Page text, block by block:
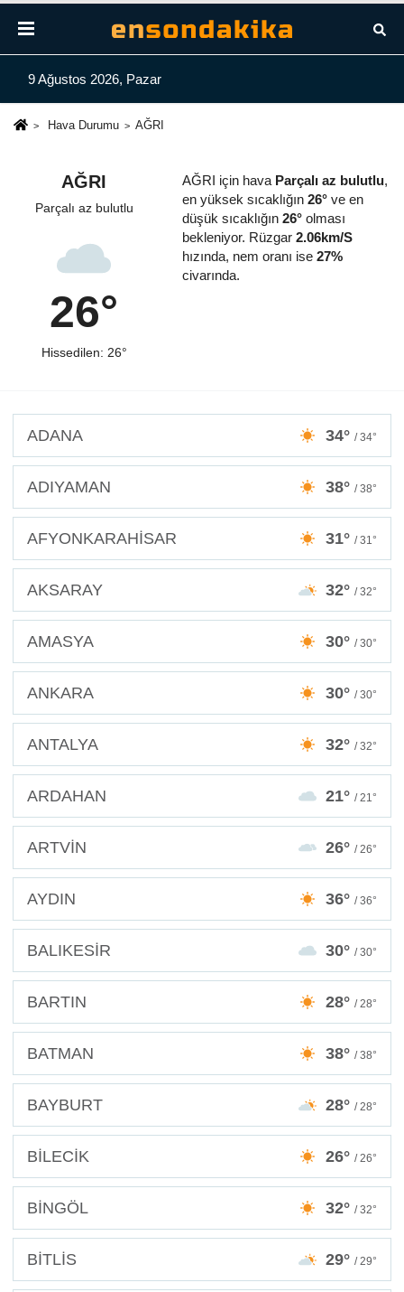
9 Ağustos 2026, Pazar
Hava Durumu AĞRI
AĞRI
Parçalı az bulutlu
26°
Hissedilen: 26°
AĞRI için hava Parçalı az bulutlu,
en yüksek sıcaklığın 26°ve en
düşük sıcaklığın 26°olması
bekleniyor. Rüzgar 2.06km/S
hızında, nem oranı ise 27%
civarında.
ADANA 34° / 34°
ADIYAMAN 38° / 38°
AFYONKARAHİSAR 31° / 31°
AKSARAY 32° / 32°
AMASYA 30° / 30°
ANKARA 30° / 30°
ANTALYA 32° / 32°
ARDAHAN 21° / 21°
ARTVİN 26° / 26°
AYDIN 36° / 36°
BALIKESİR 30° / 30°
BARTIN 28° / 28°
BATMAN 38° / 38°
BAYBURT 28° / 28°
BİLECİK 26° / 26°
BİNGÖL 32° / 32°
BİTLİS 29° / 29°